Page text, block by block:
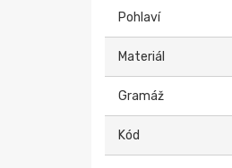
Pohlaví
Materiál
Gramáž
Kód